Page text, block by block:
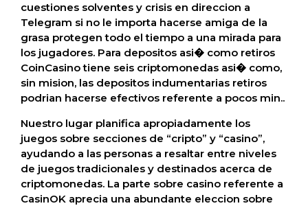
cuestiones solventes y crisis en direccion a
Telegram si no le importa hacerse amiga de la
grasa protegen todo el tiempo a una mirada para
los jugadores. Para depositos asi� como retiros
CoinCasino tiene seis criptomonedas asi� como,
sin mision, las depositos indumentarias retiros
podrian hacerse efectivos referente a pocos min..
Nuestro lugar planifica apropiadamente los
juegos sobre secciones de “cripto” y “casino”,
ayudando a las personas a resaltar entre niveles
de juegos tradicionales y destinados acerca de
criptomonedas. La parte sobre casino referente a
CasinOK aprecia una abundante eleccion sobre